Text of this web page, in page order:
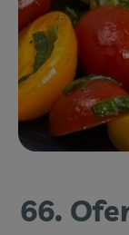
Obst &
Frischetheke
Vorratskammer
Getränke
66.